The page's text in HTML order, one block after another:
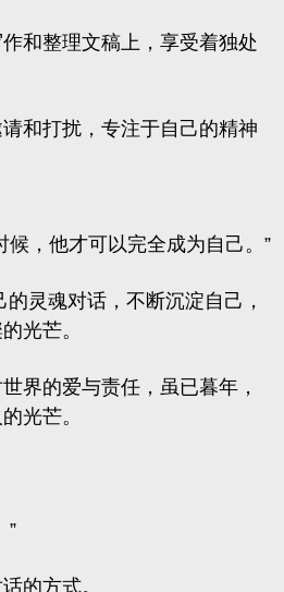
和整理文稿上，享受着独处
和打扰，专注于自己的精神
候，他才可以完全成为自己。”
灵魂对话，不断沉淀自己，
光芒。
界的爱与责任，虽已暮年，
光芒。
”
的方式。